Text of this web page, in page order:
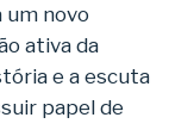
um novo
ativa da
e a escuta
papel de